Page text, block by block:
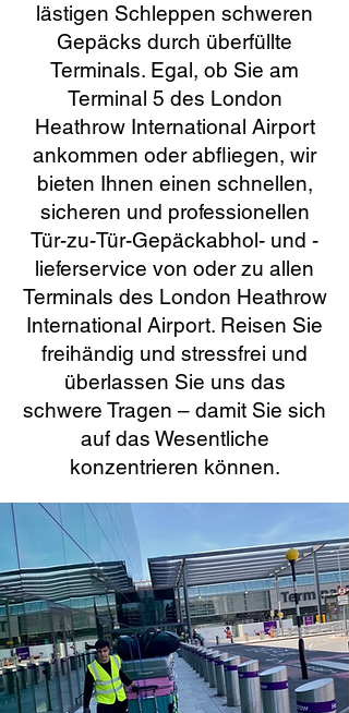
lästigen Schleppen schweren
Gepäcks durch überfüllte
Terminals. Egal, ob Sie am
Terminal 5 des London
Heathrow International Airport
ankommen oder abfliegen, wir
bieten Ihnen einen schnellen,
sicheren und professionellen
Tür-zu-Tür-Gepäckabhol- und -
lieferservice von oder zu allen
Terminals des London Heathrow
International Airport. Reisen Sie
freihändig und stressfrei und
überlassen Sie uns das
schwere Tragen – damit Sie sich
auf das Wesentliche
konzentrieren können.